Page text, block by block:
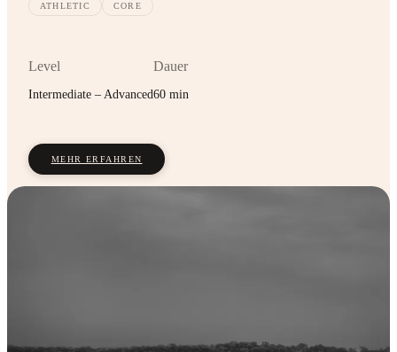
ATHLETIC CORE
Level
Intermediate – Advanced
Dauer
60 min
MEHR ERFAHREN